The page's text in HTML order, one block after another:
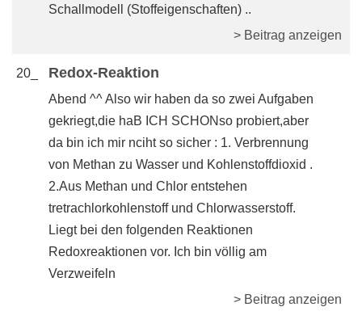
Schallmodell (Stoffeigenschaften) ..
> Beitrag anzeigen
20_ Redox-Reaktion
Abend ^^ Also wir haben da so zwei Aufgaben
gekriegt,die haB ICH SCHONso probiert,aber
da bin ich mir nciht so sicher : 1. Verbrennung
von Methan zu Wasser und Kohlenstoffdioxid .
2.Aus Methan und Chlor entstehen
tretrachlorkohlenstoff und Chlorwasserstoff.
Liegt bei den folgenden Reaktionen
Redoxreaktionen vor. Ich bin völlig am
Verzweifeln
> Beitrag anzeigen